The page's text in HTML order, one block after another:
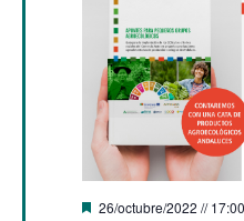
Destacado
26/octubre/2022 // 17:00